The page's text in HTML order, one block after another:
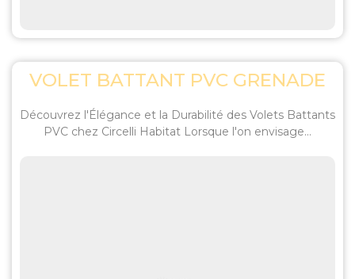
VOLET BATTANT PVC GRENADE
Découvrez l'Élégance et la Durabilité des Volets Battants
PVC chez Circelli Habitat Lorsque l'on envisage...